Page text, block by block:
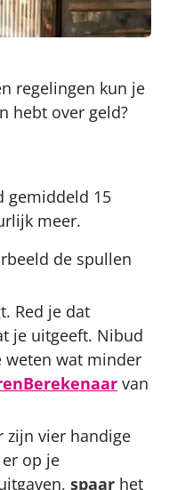
regelingen kun je
hebt over geld?
gemiddeld 15
meer.
de spullen
Red je dat
je uitgeeft. Nibud
weten wat minder
van
zijn vier handige
op je
spaar het